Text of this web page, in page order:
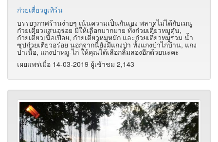
ก๋วยเตี๋ยวยูเทิร์น
บรรยากาศร้านง่ายๆ เน้นความเป็นกันเอง พลาดไม่ได้กับเมนู
ก๋วยเตี๋ยวแสนอร่อย มีให้เลือกมากมาย ทั้งก๋วยเตี๋ยวหมูตุ๋น,
ก๋วยเตี๋ยวเนื้อเปื่อย, ก๋วยเตี๋ยวหมูหมัก และก๋วยเตี๋ยวหมูรวม น้ำ
ซุปก๋วยเตี๋ยวอร่อย นอกจากนี้ยังมีแกงป่า ทั้งแกงป่าไก่บ้าน, แกง
ป่าเนื้อ, แกงป่าหมู-ไก่ ให้คุณได้เลือกลิ้มลองอีกด้วยนะคะ
เผยแพร่เมื่อ 14-03-2019 ผู้เช้าชม 2,143